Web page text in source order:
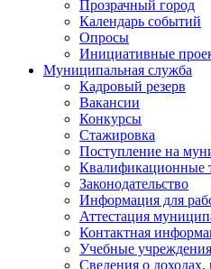
Прозрачный город
Календарь событий
Опросы
Инициативные
Муниципальная служба
Кадровый резерв
Вакансии
Конкурсы
Стажировка
Поступление на
Квалификационные
Законодательство
Информация для
Аттестация
Контактная
Учебные учреждения
Сведения о доходах,